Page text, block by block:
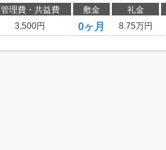
管理費・共益費 敷金 礼金
3,500円 0ヶ月 8.75万円